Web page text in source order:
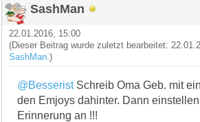
SashMan
22.01.2016, 15:00
(Dieser Beitrag wurde zuletzt bearbeitet:
SashMan .)
@BesseristSchreib Oma Geb. mit
den Emjoys dahinter. Dann
Erinnerung an !!!